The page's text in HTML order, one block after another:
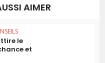
AIMER
le
et